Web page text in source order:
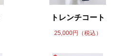
トレンチコート
25,000円（税込）